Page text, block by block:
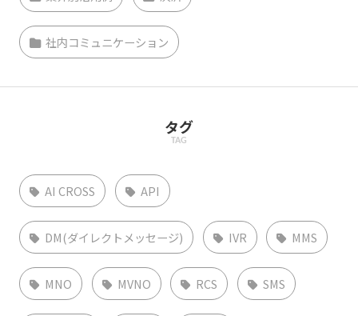
社内コミュニケーション
タグ
TAG
AI CROSS API
DM(ダイレクトメッセージ) IVR MMS
MNO MVNO RCS SMS